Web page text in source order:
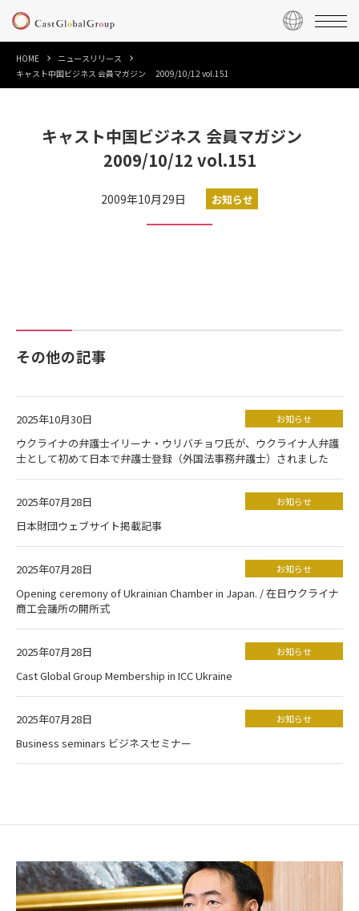
HOME
ニュースリリース
キャスト中国ビジネス 会員マガジン 2009/10/12 vol.151
キャスト中国ビジネス 会員マガジン
2009/10/12 vol.151
2009年10月29日 お知らせ
その他の記事
2025年10月30日 お知らせ
ウクライナの弁護士イリーナ・ウリバチョワ氏が、ウクライナ人弁護
士として初めて日本で弁護士登録（外国法事務弁護士）されました
2025年07月28日 お知らせ
日本財団ウェブサイト掲載記事
2025年07月28日 お知らせ
Opening ceremony of Ukrainian Chamber in Japan. / 在日ウクライナ
商工会議所の開所式
2025年07月28日 お知らせ
Cast Global Group Membership in ICC Ukraine
2025年07月28日 お知らせ
Business seminars ビジネスセミナー